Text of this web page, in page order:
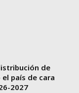
de
país de cara
2027